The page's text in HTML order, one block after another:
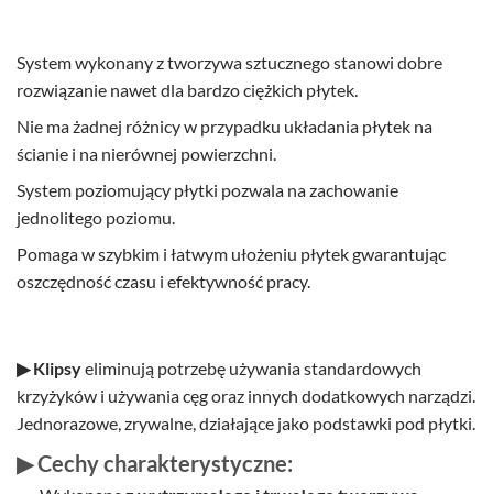
System wykonany z tworzywa sztucznego stanowi dobre
rozwiązanie nawet dla bardzo ciężkich płytek.
Nie ma żadnej różnicy w przypadku układania płytek na
ścianie i na nierównej powierzchni.
System poziomujący płytki pozwala na zachowanie
jednolitego poziomu.
Pomaga w szybkim i łatwym ułożeniu płytek gwarantując
oszczędność czasu i efektywność pracy.
▶ Klipsyeliminują potrzebę używania standardowych
krzyżyków i używania cęg oraz innych dodatkowych narządzi.
Jednorazowe, zrywalne, działające jako podstawki pod płytki.
▶ Cechy charakterystyczne: